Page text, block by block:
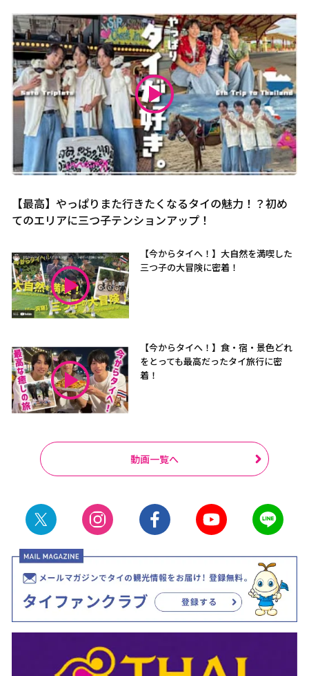
【最高】やっぱりまた行きたくなるタイの魅力！？初め
てのエリアに三つ子テンションアップ！
【今からタイへ！】大自然を満喫した
三つ子の大冒険に密着！
【今からタイへ！】食・宿・景色どれ
をとっても最高だったタイ旅行に密
着！
動画一覧へ